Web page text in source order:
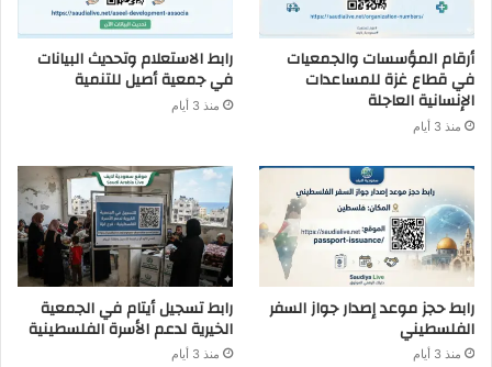
أرقام المؤسسات والجمعيات
في قطاع غزة للمساعدات
الإنسانية العاجلة
منذ 3 أيام
رابط الاستعلام وتحديث البيانات
في جمعية أصيل للتنمية
منذ 3 أيام
رابط حجز موعد إصدار جواز السفر
الفلسطيني
منذ 3 أيام
رابط تسجيل أيتام في الجمعية
الخيرية لدعم الأسرة الفلسطينية
منذ 3 أيام